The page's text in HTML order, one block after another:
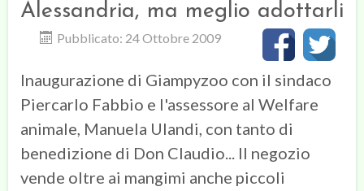
Alessandria, ma meglio adottarli
Pubblicato: 24 Ottobre 2009
Inaugurazione di Giampyzoo con il sindaco
Piercarlo Fabbio e l'assessore al Welfare
animale, Manuela Ulandi, con tanto di
benedizione di Don Claudio... Il negozio
vende oltre ai mangimi anche piccoli